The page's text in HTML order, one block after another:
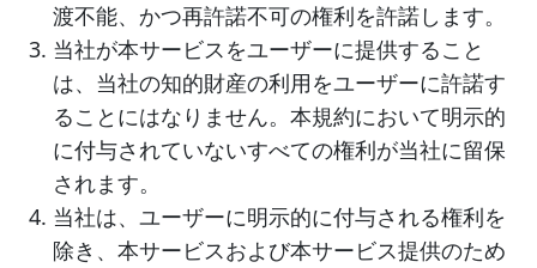
渡不能、かつ再許諾不可の権利を許諾します。
当社が本サービスをユーザーに提供すること
は、当社の知的財産の利用をユーザーに許諾す
ることにはなりません。本規約において明示的
に付与されていないすべての権利が当社に留保
されます。
当社は、ユーザーに明示的に付与される権利を
除き、本サービスおよび本サービス提供のため